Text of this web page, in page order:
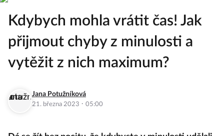
Kdybych mohla vrátit čas! Jak
přijmout chyby z minulosti a
vytěžit z nich maximum?
Jana Potužníková
21. března 2023 · 05:00